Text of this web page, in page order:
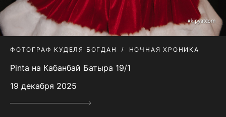
ФОТОГРАФ КУДЕЛЯ БОГДАН НОЧНАЯ ХРОНИКА
Pinta на Кабанбай Батыра 19/1
19 декабря 2025